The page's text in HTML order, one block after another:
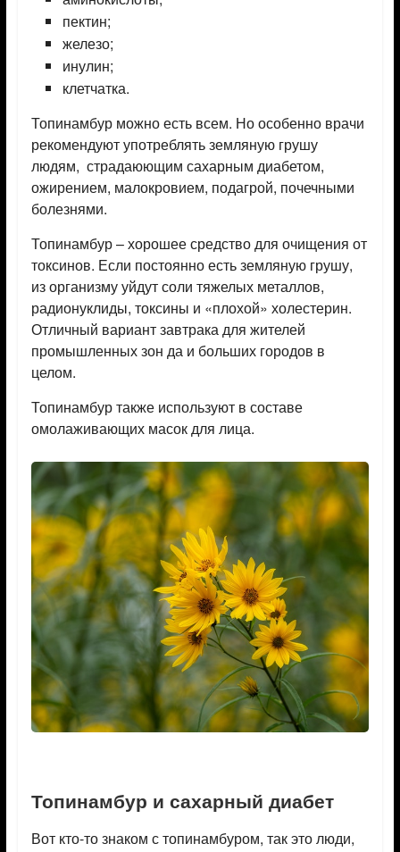
пектин;
железо;
инулин;
клетчатка.
Топинамбур можно есть всем. Но особенно врачи
рекомендуют употреблять земляную грушу
людям, страдаюющим сахарным диабетом,
ожирением, малокровием, подагрой, почечными
болезнями.
Топинамбур – хорошее средство для очищения от
токсинов. Если постоянно есть земляную грушу,
из организму уйдут соли тяжелых металлов,
радионуклиды, токсины и «плохой» холестерин.
Отличный вариант завтрака для жителей
промышленных зон да и больших городов в
целом.
Топинамбур также используют в составе
омолаживающих масок для лица.
Топинамбур и сахарный диабет
Вот кто-то знаком с топинамбуром, так это люди,